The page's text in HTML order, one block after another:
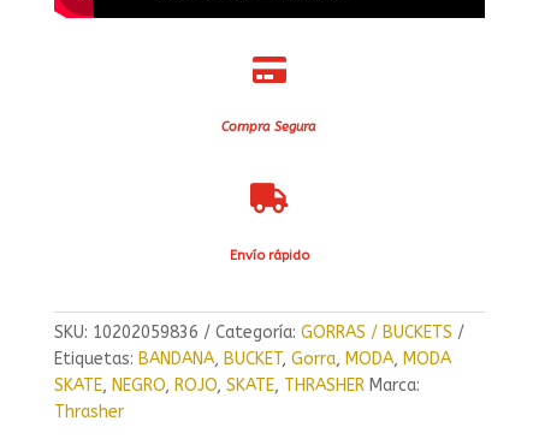

Compra Segura

Envío rápido
SKU: 10202059836 Categoría: GORRAS / BUCKETS
Etiquetas: BANDANA, BUCKET, Gorra, MODA, MODA
SKATE, NEGRO, ROJO, SKATE, THRASHER Marca:
Thrasher